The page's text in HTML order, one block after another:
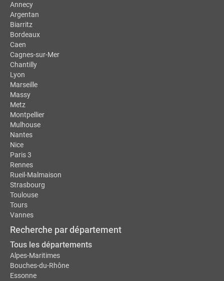
Annecy
Argentan
Biarritz
Bordeaux
Caen
Cagnes-sur-Mer
Chantilly
Lyon
Marseille
Massy
Metz
Montpellier
Mulhouse
Nantes
Nice
Paris 3
Rennes
Rueil-Malmaison
Strasbourg
Toulouse
Tours
Vannes
Recherche par département
Tous les départements
Alpes-Maritimes
Bouches-du-Rhône
Essonne